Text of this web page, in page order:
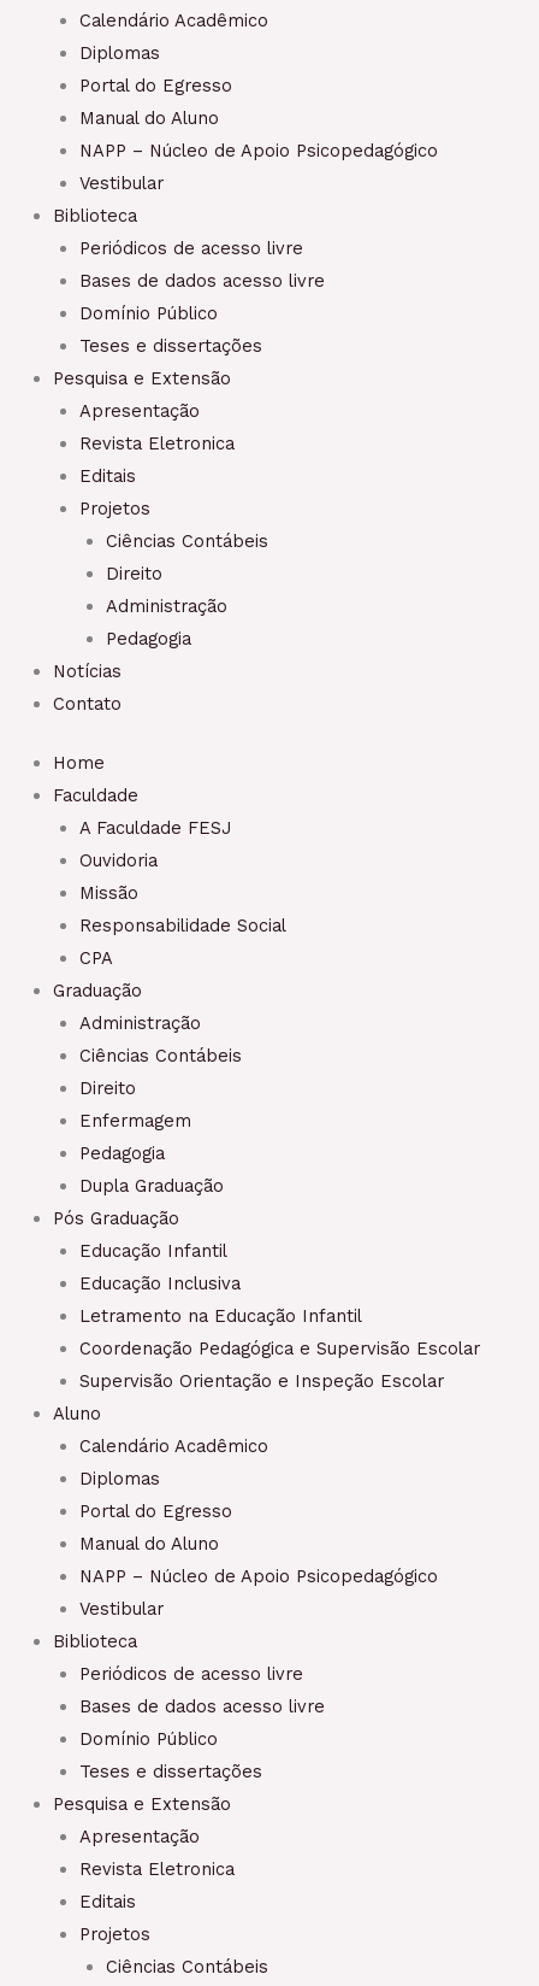
Calendário Acadêmico
Diplomas
Portal do Egresso
Manual do Aluno
NAPP – Núcleo de Apoio Psicopedagógico
Vestibular
Biblioteca
Periódicos de acesso livre
Bases de dados acesso livre
Domínio Público
Teses e dissertações
Pesquisa e Extensão
Apresentação
Revista Eletronica
Editais
Projetos
Ciências Contábeis
Direito
Administração
Pedagogia
Notícias
Contato
Home
Faculdade
A Faculdade FESJ​
Ouvidoria
Missão
Responsabilidade Social
CPA
Graduação
Administração
Ciências Contábeis
Direito
Enfermagem
Pedagogia
Dupla Graduação
Pós Graduação
Educação Infantil
Educação Inclusiva
Letramento na Educação Infantil
Coordenação Pedagógica e Supervisão Escolar
Supervisão Orientação e Inspeção Escolar
Aluno
Calendário Acadêmico
Diplomas
Portal do Egresso
Manual do Aluno
NAPP – Núcleo de Apoio Psicopedagógico
Vestibular
Biblioteca
Periódicos de acesso livre
Bases de dados acesso livre
Domínio Público
Teses e dissertações
Pesquisa e Extensão
Apresentação
Revista Eletronica
Editais
Projetos
Ciências Contábeis